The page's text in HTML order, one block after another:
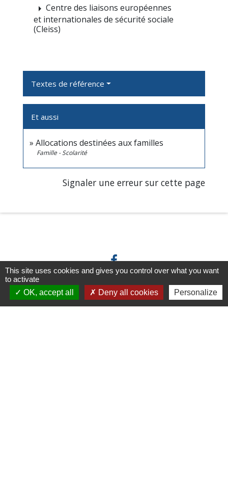
arrow_right Centre des liaisons européennes
et internationales de sécurité sociale
(Cleiss)
Textes de référence
Et aussi
Allocations destinées aux familles
Famille - Scolarité
Signaler une erreur sur cette page
Horaires/Contacts
This site uses cookies and gives you control over what you want
to activate
OK, accept all
Deny all cookies Personalize